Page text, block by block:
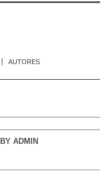
AUTORES
BY ADMIN